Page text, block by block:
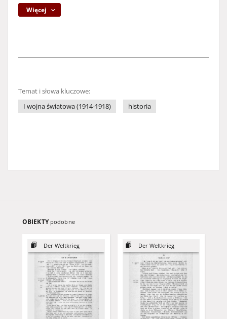
Więcej
Temat i słowa kluczowe:
I wojna światowa (1914-1918)
historia
OBIEKTY podobne
Der Weltkrieg Der Weltkrieg